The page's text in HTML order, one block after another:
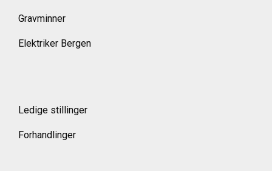
Gravminner
Elektriker Bergen
Ledige stillinger
Forhandlinger